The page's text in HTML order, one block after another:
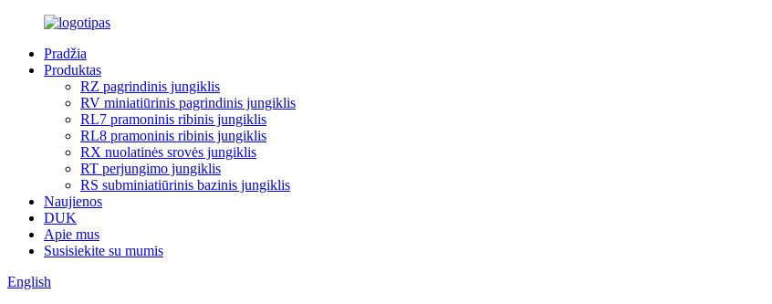
Pradžia
Produktas
RZ pagrindinis jungiklis
RV miniatiūrinis pagrindinis jungiklis
RL7 pramoninis ribinis jungiklis
RL8 pramoninis ribinis jungiklis
RX nuolatinės srovės jungiklis
RT perjungimo jungiklis
RS subminiatiūrinis bazinis jungiklis
Naujienos
DUK
Apie mus
Susisiekite su mumis
English